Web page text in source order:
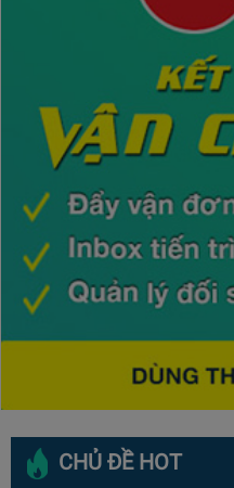
CHỦ ĐỀ HOT